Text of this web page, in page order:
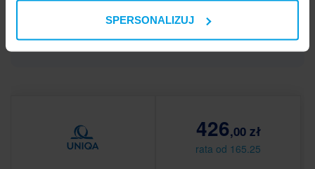
SPERSONALIZUJ
dłuższych podróży ubezpieczenie assistance.
426,00 zł
rata od 165.25